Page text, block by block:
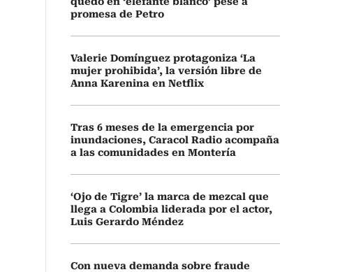
promesa de Petro
Valerie Domínguez protagoniza ‘La
mujer prohibida’, la versión libre de
Anna Karenina en Netflix
Tras 6 meses de la emergencia por
inundaciones, Caracol Radio acompaña
a las comunidades en Montería
‘Ojo de Tigre’ la marca de mezcal que
llega a Colombia liderada por el actor,
Luis Gerardo Méndez
Con nueva demanda sobre fraude